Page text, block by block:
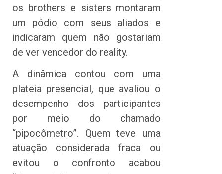
os brothers e sisters montaram
um pódio com seus aliados e
indicaram quem não gostariam
de ver vencedor do reality.
A dinâmica contou com uma
plateia presencial, que avaliou o
desempenho dos participantes
por meio do chamado
“pipocômetro”. Quem teve uma
atuação considerada fraca ou
evitou o confronto acabou